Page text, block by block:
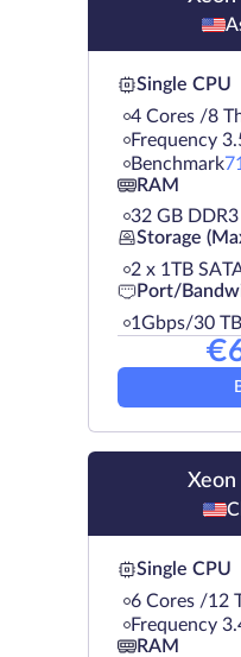
Single CPU
4 Cores /8
Frequency
Benchmark
RAM
32 GB DDR3
Storage
2 х 1TB
Port/
1Gbps/30 TB
€
Single CPU
6 Cores /12
Frequency
RAM